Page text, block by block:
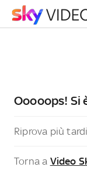
Ooooops! Si
Riprova più tardi
Torna a Video